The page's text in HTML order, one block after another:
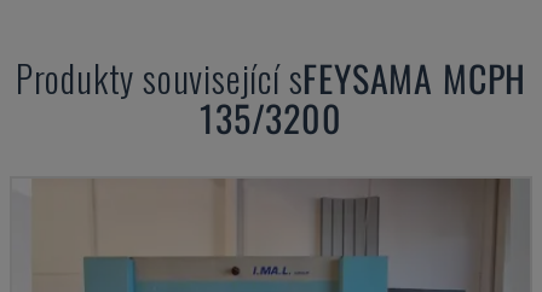
Produkty související sFEYSAMA MCPH
135/3200